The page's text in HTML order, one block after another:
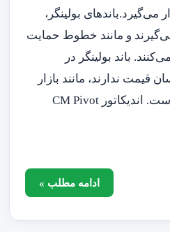
بولینگر،
می‌گیرند و مانند خطوط حمایت
باند بولینگر در
قیمت ندارند، مانند بازار
فارکس، بسیار کاربردی است. اندیکاتور CM Pivot
ادامه مطلب »